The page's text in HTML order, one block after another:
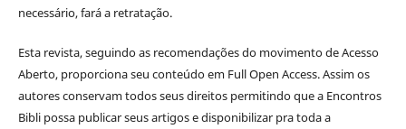
necessário, fará a retratação.
Esta revista, seguindo as recomendações do movimento de Acesso
Aberto, proporciona seu conteúdo em Full Open Access. Assim os
autores conservam todos seus direitos permitindo que a Encontros
Bibli possa publicar seus artigos e disponibilizar pra toda a